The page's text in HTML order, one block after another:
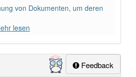
von Dokumenten, um deren
lesen
Feedback